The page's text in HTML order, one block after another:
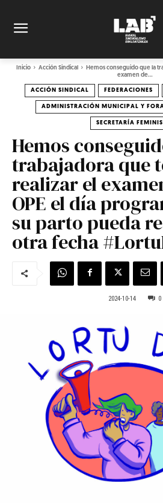
Inicio Acción Sindical
Hemos conseguido que la
examen de...
ACCIÓN SINDICAL FEDERACIONES
ADMINISTRACIÓN MUNICIPAL Y
SECRETARÍA
Hemos
trabajadora que
realizar el
OPE el día
su parto pueda
otra fecha
2024-10-14 0